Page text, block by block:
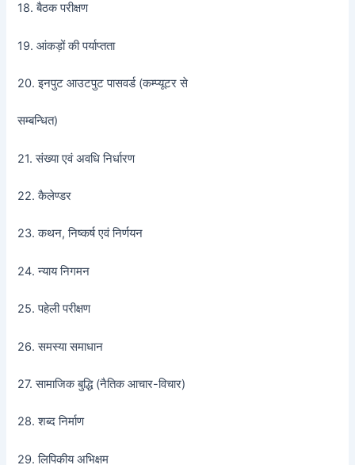
18. बैठक परीक्षण
19. आंकड़ों की पर्याप्तता
20. इनपुट आउटपुट पासवर्ड (कम्प्यूटर से
सम्बन्धित)
21. संख्या एवं अवधि निर्धारण
22. कैलेण्डर
23. कथन, निष्कर्ष एवं निर्णयन
24. न्याय निगमन
25. पहेली परीक्षण
26. समस्या समाधान
27. सामाजिक बुद्धि (नैतिक आचार-विचार)
28. शब्द निर्माण
29. लिपिकीय अभिक्षम